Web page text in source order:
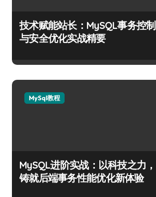
技术赋能站长：MySQL事务控制
与安全优化实战精要
MySql教程
MySQL进阶实战：以科技之力，
铸就后端事务性能优化新体验